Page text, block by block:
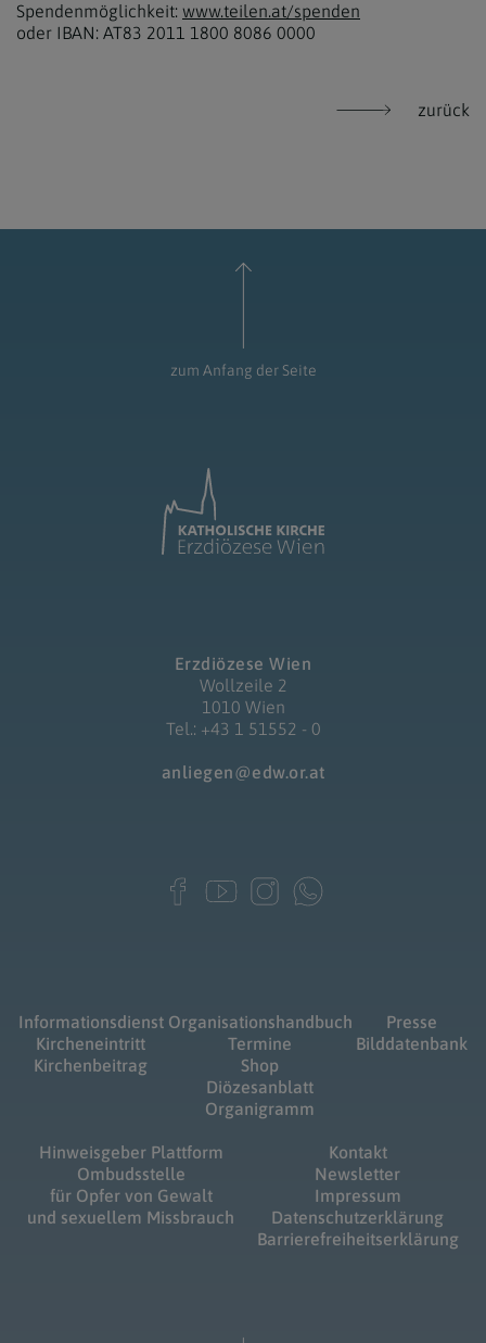
Spendenmöglichkeit: www.teilen.at/spenden
oder IBAN: AT83 2011 1800 8086 0000
zurück
zum Anfang der Seite
Erzdiözese Wien
Wollzeile 2
1010 Wien
Tel.: +43 1 51552 - 0
anliegen@edw.or.at
Informationsdienst
Kircheneintritt
Kirchenbeitrag
Organisationshandbuch
Termine
Shop
Diözesanblatt
Organigramm
Presse
Bilddatenbank
Hinweisgeber Plattform
Ombudsstelle
für Opfer von Gewalt
und sexuellem Missbrauch
Kontakt
Newsletter
Impressum
Datenschutzerklärung
Barrierefreiheitserklärung